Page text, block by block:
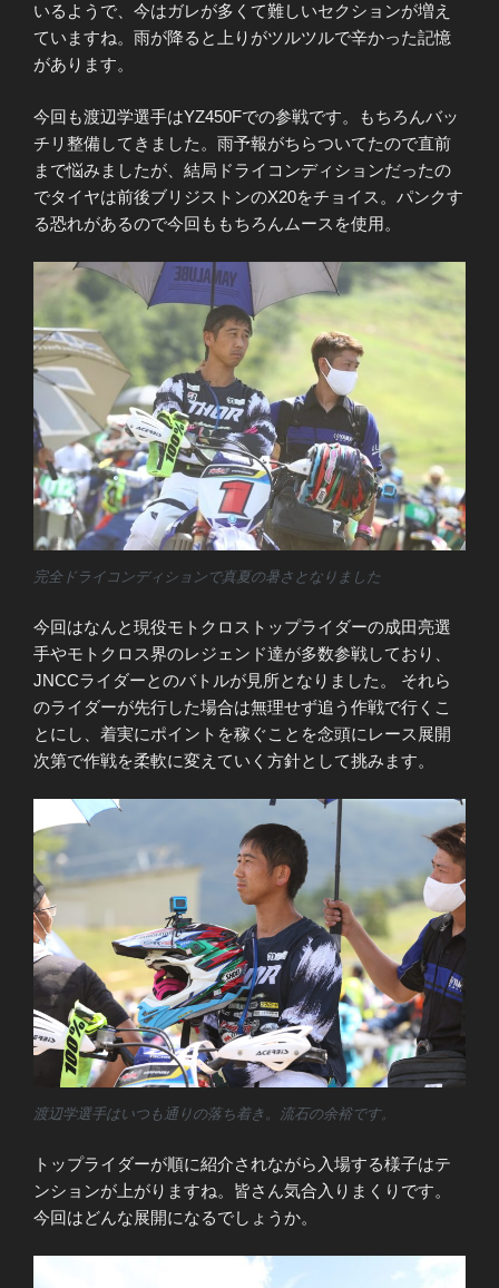
いるようで、今はガレが多くて難しいセクションが増え
ていますね。雨が降ると上りがツルツルで辛かった記憶
があります。
今回も渡辺学選手はYZ450Fでの参戦です。もちろんバッ
チリ整備してきました。雨予報がちらついてたので直前
まで悩みましたが、結局ドライコンディションだったの
でタイヤは前後ブリジストンのX20をチョイス。パンクす
る恐れがあるので今回ももちろんムースを使用。
完全ドライコンディションで真夏の暑さとなりました
今回はなんと現役モトクロストップライダーの成田亮選
手やモトクロス界のレジェンド達が多数参戦しており、
JNCCライダーとのバトルが見所となりました。 それら
のライダーが先行した場合は無理せず追う作戦で行くこ
とにし、着実にポイントを稼ぐことを念頭にレース展開
次第で作戦を柔軟に変えていく方針として挑みます。
渡辺学選手はいつも通りの落ち着き。流石の余裕です。
トップライダーが順に紹介されながら入場する様子はテ
ンションが上がりますね。皆さん気合入りまくりです。
今回はどんな展開になるでしょうか。